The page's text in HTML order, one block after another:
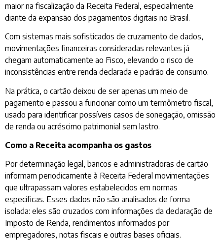
maior na fiscalização da Receita Federal, especialmente
diante da expansão dos pagamentos digitais no Brasil.
Com sistemas mais sofisticados de cruzamento de dados,
movimentações financeiras consideradas relevantes já
chegam automaticamente ao Fisco, elevando o risco de
inconsistências entre renda declarada e padrão de consumo.
Na prática, o cartão deixou de ser apenas um meio de
pagamento e passou a funcionar como um termômetro fiscal,
usado para identificar possíveis casos de sonegação, omissão
de renda ou acréscimo patrimonial sem lastro.
Como a Receita acompanha os gastos
Por determinação legal, bancos e administradoras de cartão
informam periodicamente à Receita Federal movimentações
que ultrapassam valores estabelecidos em normas
específicas. Esses dados não são analisados de forma
isolada: eles são cruzados com informações da declaração de
Imposto de Renda, rendimentos informados por
empregadores, notas fiscais e outras bases oficiais.